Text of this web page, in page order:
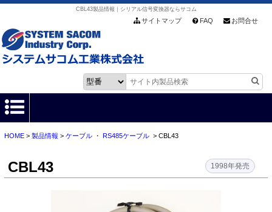
CBL43製品情報｜シリアル信号変換器ならサコム
サイトマップ FAQ お問合せ
HOME
HOME> 製品情報 > ケーブル・ RS485ケーブル> CBL43
CBL43 1998年発売